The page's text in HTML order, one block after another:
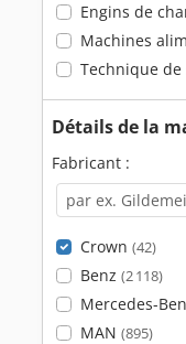
Engins de
Machines
Technique de
Détails de la
Fabricant :
Crown (42)
Benz (2 118)
Mercedes-
MAN (895)